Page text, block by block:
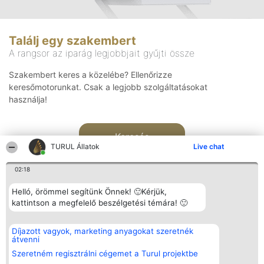
TURUL Állatok Live chat
02:18
Helló, örömmel segítünk Önnek! 🙂Kérjük,
kattintson a megfelelő beszélgetési témára! 🙂
Díjazott vagyok, marketing anyagokat szeretnék
átvenni
Szeretném regisztrálni cégemet a Turul projektbe
Találj egy szakembert
A rangsor az iparág legjobbjait gyűjti össze
Szakembert keres a közelébe? Ellenőrizze
keresőmotorunkat. Csak a legjobb szolgáltatásokat
használja!
Keresés
Rangsorszervező
SC Beautiful Company S.R.L.
Bulevardul Aleea Timișul De
Sus Nr. 2, Bl. A30, Sc. A, Et.
4, Ap. 13
Népszavazás
Nyertesek
listája
Elérhetőség
Elérhetőség